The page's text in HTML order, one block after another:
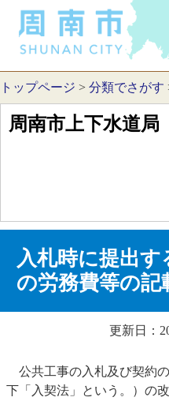
トップページ > 分類でさがす
周南市上下水道局
入札時に提出
の労務費等の記
更新日：
公共工事の入札及び契約
下「入契法」という。）の